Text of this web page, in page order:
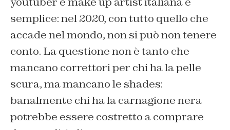
semplice: nel 2020, con tutto quello che
accade nel mondo, non si può non tenere
conto. La questione non è tanto che
mancano correttori per chi ha la pelle
scura, ma mancano le shades:
banalmente chi ha la carnagione nera
potrebbe essere costretto a comprare